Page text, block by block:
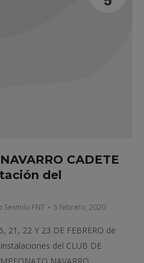
CADETE
del
Sexmilo FNT 5 febrero, 2020
21, 22 Y 23 DE FEBRERO de
del CLUB DE